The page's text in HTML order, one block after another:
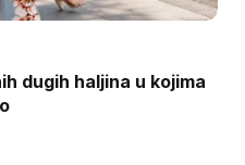
dugih haljina u kojima